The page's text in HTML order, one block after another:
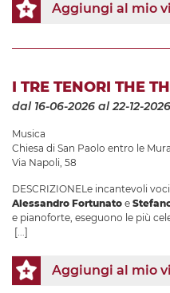
Aggiungi al mio
I TRE TENORI THE
dal 16-06-2026 al 22-12-2026
Musica
Chiesa di San Paolo entro le
Via Napoli, 58
DESCRIZIONELe incantevoli
Alessandro Fortunato e
e pianoforte, eseguono le più
[...]
Aggiungi al mio